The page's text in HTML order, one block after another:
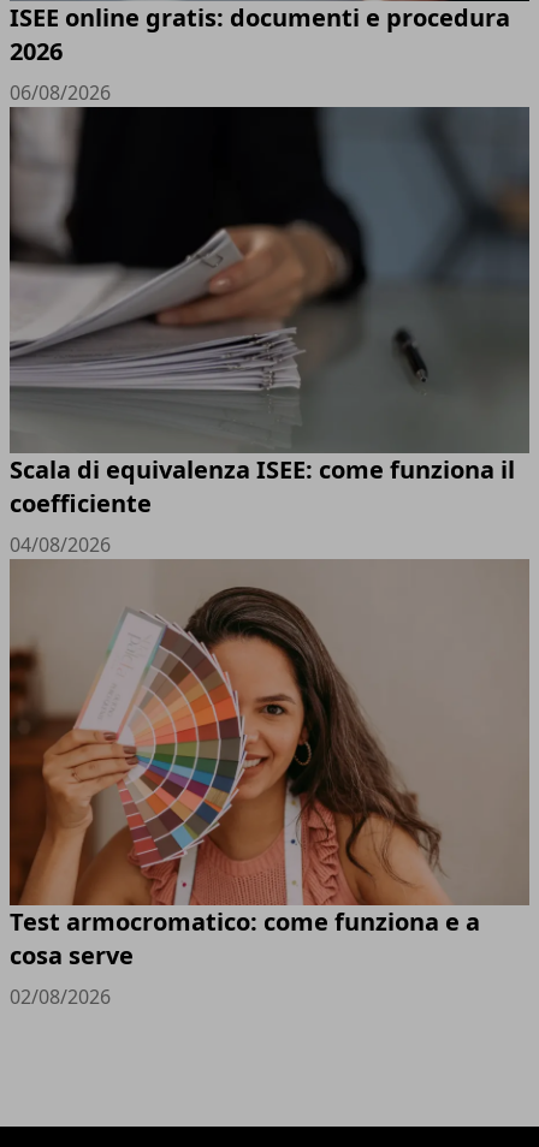
ISEE online gratis: documenti e procedura
2026
06/08/2026
Scala di equivalenza ISEE: come funziona il
coefficiente
04/08/2026
Test armocromatico: come funziona e a
cosa serve
02/08/2026